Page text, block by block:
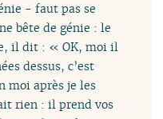
- faut pas se
bête de génie : le
il dit : « OK, moi il
dessus, c’est
moi après je les
rien : il prend vos